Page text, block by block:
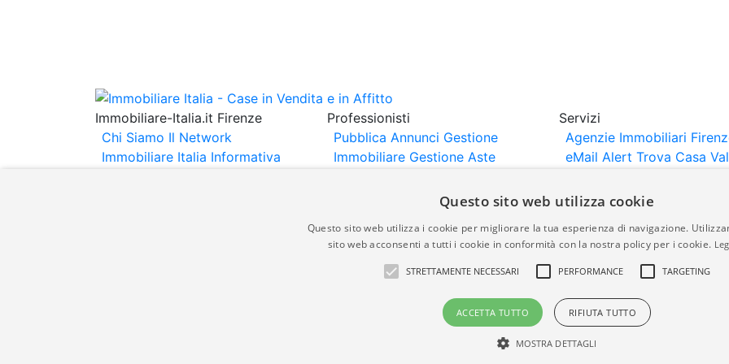
Immobiliare-Italia.it Firenze
Chi Siamo Il Network
Immobiliare Italia Informativa
Professionisti
Pubblica Annunci Gestione
Immobiliare Gestione Aste
Importazione
Servizi
Agenzie Immobiliari
eMail Alert Trova Casa
Gli annunci immobiliari presenti su immobiliare-italia.it vengono pubblicati da agenzie immobiliari e
italia.it quindi non è responsabile della veridicità, della correttezza, della completezza, della
Questo sito web utilizza cookie
Questo sito web utilizza i cookie per migliorare la tua esperienza di navigazione.
sito web acconsenti a tutti i cookie in conformità con la nostra policy per i cookie.
STRETTAMENTE NECESSARI PERFORMANCE TARGETING
ACCETTA TUTTO RIFIUTA TUTTO
MOSTRA DETTAGLI